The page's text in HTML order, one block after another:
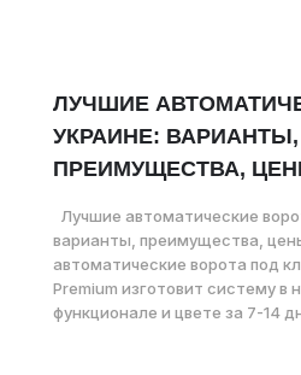
ЛУЧШИЕ
УКРАИНЕ: ВАРИАНТЫ,
ПРЕИМУЩЕСТВА,
Лучшие автоматические
варианты, преимущества,
автоматические ворота под
Premium изготовит систему в
функционале и цвете за 7-14